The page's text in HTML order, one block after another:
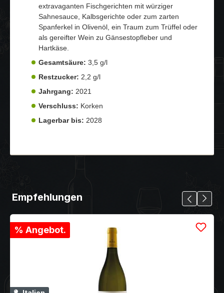
extravaganten Fischgerichten mit würziger
Sahnesauce, Kalbsgerichte oder zum zarten
Spanferkel in Olivenöl, ein Traum zum Trüffel oder
als gereifter Wein zu Gänsestopfleber und
Hartkäse.
Gesamtsäure: 3,5 g/l
Restzucker: 2,2 g/l
Jahrgang: 2021
Verschluss: Korken
Lagerbar bis: 2028
Empfehlungen
% Angebot.